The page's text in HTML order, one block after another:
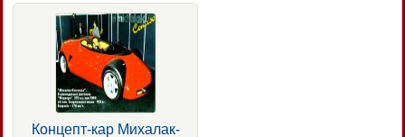
Концепт-кар Михалак-